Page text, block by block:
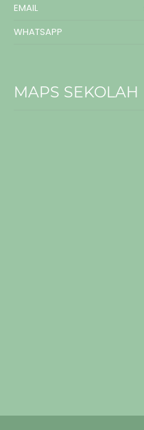
EMAIL
WHATSAPP
MAPS SEKOLAH